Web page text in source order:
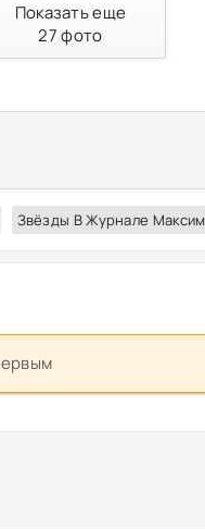
Показать еще
27фото
Звёзды В Журнале Максим